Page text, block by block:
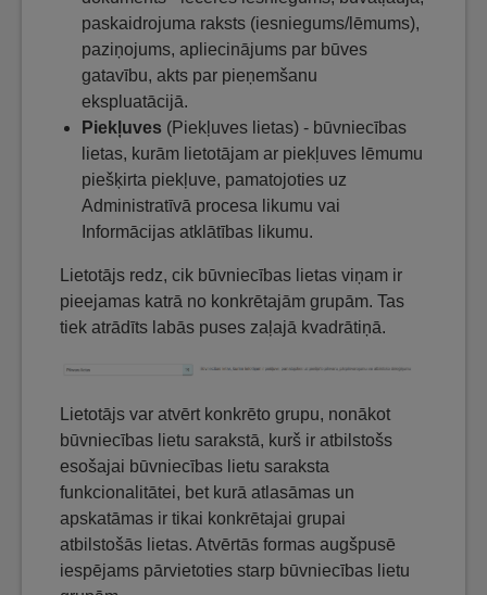
paskaidrojuma raksts (iesniegums/lēmums),
paziņojums, apliecinājums par būves
gatavību, akts par pieņemšanu
ekspluatācijā.
Piekļuves (Piekļuves lietas) - būvniecības
lietas, kurām lietotājam ar piekļuves lēmumu
piešķirta piekļuve, pamatojoties uz
Administratīvā procesa likumu vai
Informācijas atklātības likumu.
Lietotājs redz, cik būvniecības lietas viņam ir
pieejamas katrā no konkrētajām grupām. Tas
tiek atrādīts labās puses zaļajā kvadrātiņā.
Lietotājs var atvērt konkrēto grupu, nonākot
būvniecības lietu sarakstā, kurš ir atbilstošs
esošajai būvniecības lietu saraksta
funkcionalitātei, bet kurā atlasāmas un
apskatāmas ir tikai konkrētajai grupai
atbilstošās lietas. Atvērtās formas augšpusē
iespējams pārvietoties starp būvniecības lietu